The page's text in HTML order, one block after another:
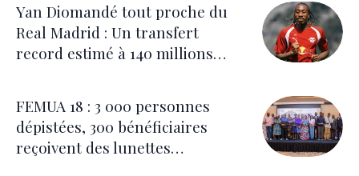
Yan Diomandé tout proche du
Real Madrid : Un transfert
record estimé à 140 millions
FEMUA 18 : 3 000 personnes
dépistées, 300 bénéficiaires
reçoivent des lunettes